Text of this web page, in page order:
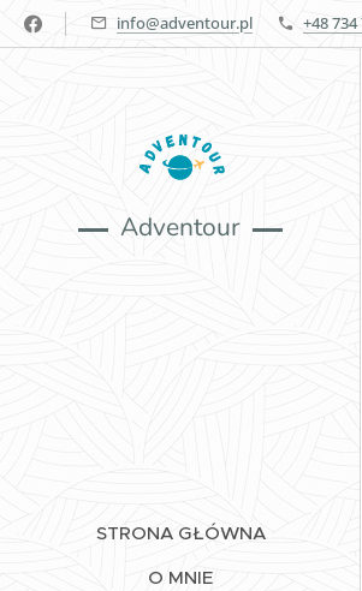
info@adventour.pl +48 734
Adventour
STRONA GŁÓWNA
O MNIE